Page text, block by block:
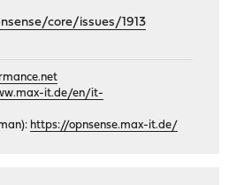
core/issues/1913
it.de/en/it-
https://opnsense.max-it.de/